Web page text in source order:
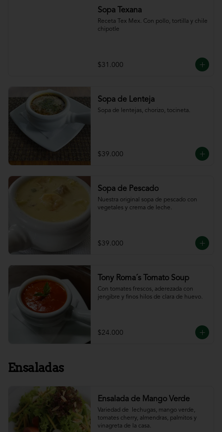
Sopa Texana
Receta Tex Mex. Con pollo, tortilla y chile
chipotle
$31.000
Sopa de Lenteja
Sopa de lentejas, chorizo, tocineta.
$39.000
Sopa de Pescado
Nuestra original sopa de pescado con
vegetales y crema de leche.
$39.000
Tony Roma´s Tomato Soup
Con tomates frescos, aderezada con
jengibre y finos hilos de clara de huevo.
$24.000
Ensaladas
Ensalada de Mango Verde
Variedad de  lechugas, mango verde,
tomates cherry, almendras, palmitos y
vinagreta de la casa.